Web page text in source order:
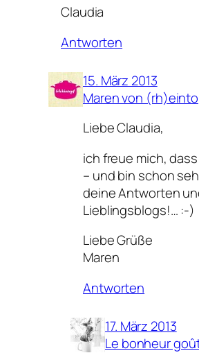
Claudia
Antworten
15. März 2013
Maren von
Liebe Claudia,
ich freue mich,
– und bin schon
deine Antworten
Lieblingsblogs!… :-)
Liebe Grüße
Maren
Antworten
17. März 2013
Le bonheur